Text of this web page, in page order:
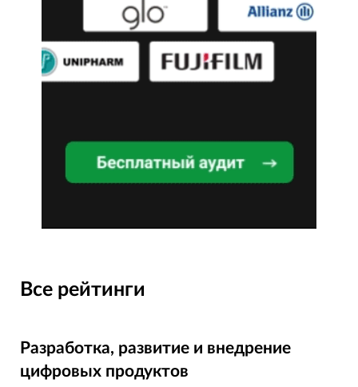
Все рейтинги
Разработка, развитие и внедрение
цифровых продуктов